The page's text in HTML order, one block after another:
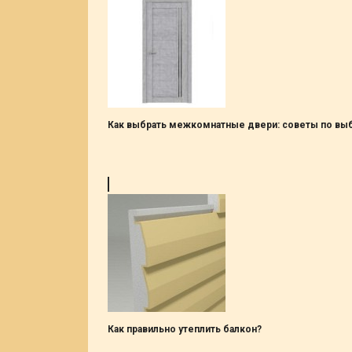
Как выбрать межкомнатные двери: советы по
Как правильно утеплить балкон?